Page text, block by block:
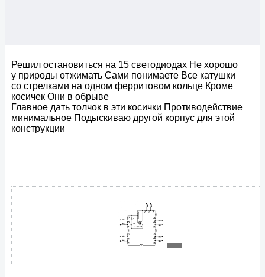
Решил остановиться на 15 светодиодах Не хорошо
у природы отжимать Сами понимаете Все катушки
со стрелками на одном ферритовом кольце Кроме
косичек Они в обрыве
Главное дать толчок в эти косички Противодействие
минимальное Подыскиваю другой корпус для этой
конструкции